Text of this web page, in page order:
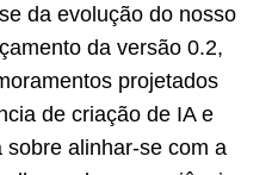
da evolução do nosso
da versão 0.2,
projetados
de criação de IA e
alinhar-se com a